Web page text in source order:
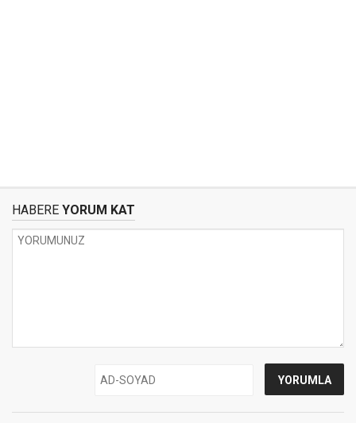
HABERE YORUM KAT